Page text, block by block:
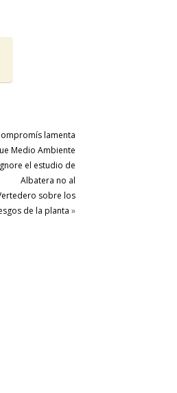
lamenta
Medio Ambiente
el estudio de
Albatera no al
sobre los
de la planta »